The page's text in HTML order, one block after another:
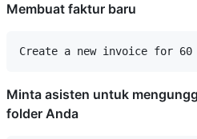
Membuat faktur baru
Minta asisten untuk
folder Anda